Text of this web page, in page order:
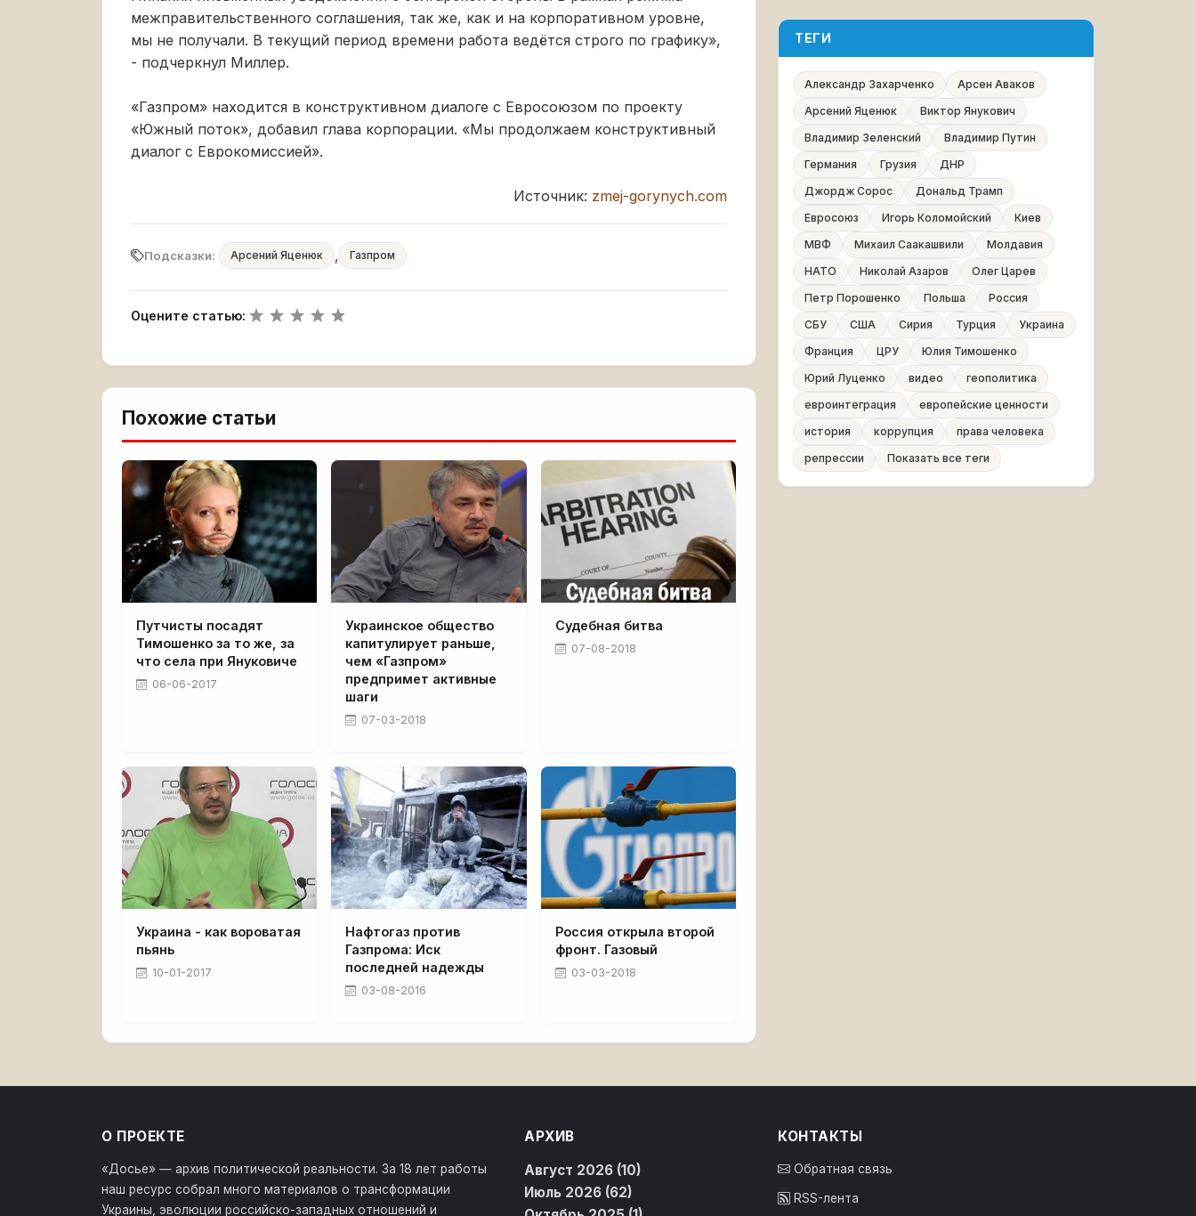
межправительственного соглашения, так же, как и на корпоративном уровне,
мы не получали. В текущий период времени работа ведётся строго по графику»,
- подчеркнул Миллер.
«Газпром» находится в конструктивном диалоге с Евросоюзом по проекту
«Южный поток», добавил глава корпорации. «Мы продолжаем конструктивный
диалог с Еврокомиссией».
Источник: zmej-gorynych.com
Подсказки: Арсений Яценюк , Газпром
Оцените статью:
Похожие статьи
Путчисты посадят
Тимошенко за то же, за
что села при Януковиче
06-06-2017
Украинское общество
капитулирует раньше,
чем «Газпром»
предпримет активные
шаги
07-03-2018
Судебная битва
07-08-2018
Украина - как вороватая
пьянь
10-01-2017
Нафтогаз против
Газпрома: Иск
последней надежды
03-08-2016
Россия открыла второй
фронт. Газовый
03-03-2018
ТЕГИ
Александр Захарченко
Арсен Аваков
Арсений Яценюк
Виктор Янукович
Владимир Зеленский
Владимир Путин
Германия
Грузия
ДНР
Джордж Сорос
Дональд Трамп
Евросоюз
Игорь Коломойский
Киев
МВФ
Михаил Саакашвили
Молдавия
НАТО
Николай Азаров
Олег Царев
Петр Порошенко
Польша
Россия
СБУ
США Сирия Турция
Украина
Франция
ЦРУ
Юлия Тимошенко
Юрий Луценко
видео
геополитика
евроинтеграция
европейские ценности
история
коррупция
права человека
репрессии
Показать все теги
О ПРОЕКТЕ
«Досье» — архив политической реальности. За 18 лет работы
наш ресурс собрал много материалов о трансформации
Украины, эволюции российско-западных отношений и
АРХИВ
Август 2026 (10)
Июль 2026 (62)
КОНТАКТЫ
Обратная связь
RSS-лента